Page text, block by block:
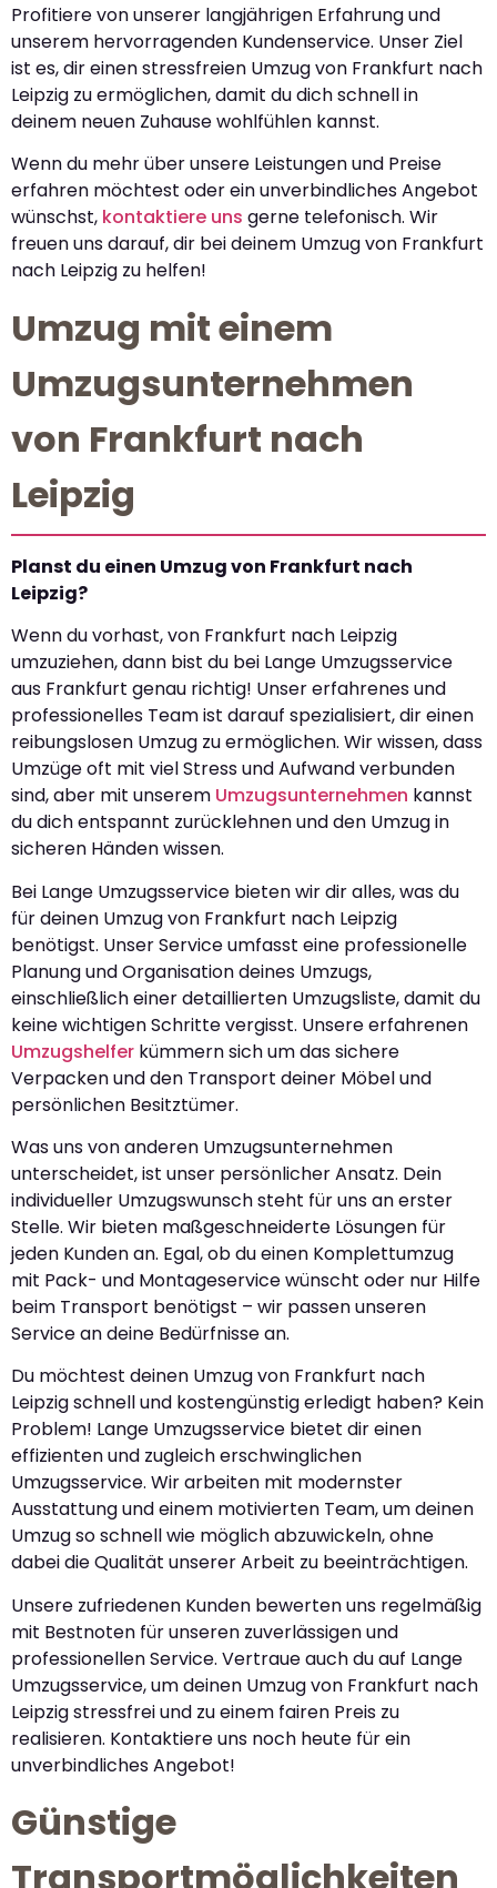
Profitiere von unserer langjährigen Erfahrung und
unserem hervorragenden Kundenservice. Unser Ziel
ist es, dir einen stressfreien Umzug von Frankfurt nach
Leipzig zu ermöglichen, damit du dich schnell in
deinem neuen Zuhause wohlfühlen kannst.
Wenn du mehr über unsere Leistungen und Preise
erfahren möchtest oder ein unverbindliches Angebot
wünschst, kontaktiere uns gerne telefonisch. Wir
freuen uns darauf, dir bei deinem Umzug von Frankfurt
nach Leipzig zu helfen!
Umzug mit einem
Umzugsunternehmen
von Frankfurt nach
Leipzig
Planst du einen Umzug von Frankfurt nach
Leipzig?
Wenn du vorhast, von Frankfurt nach Leipzig
umzuziehen, dann bist du bei Lange Umzugsservice
aus Frankfurt genau richtig! Unser erfahrenes und
professionelles Team ist darauf spezialisiert, dir einen
reibungslosen Umzug zu ermöglichen. Wir wissen, dass
Umzüge oft mit viel Stress und Aufwand verbunden
sind, aber mit unserem Umzugsunternehmen kannst
du dich entspannt zurücklehnen und den Umzug in
sicheren Händen wissen.
Bei Lange Umzugsservice bieten wir dir alles, was du
für deinen Umzug von Frankfurt nach Leipzig
benötigst. Unser Service umfasst eine professionelle
Planung und Organisation deines Umzugs,
einschließlich einer detaillierten Umzugsliste, damit du
keine wichtigen Schritte vergisst. Unsere erfahrenen
Umzugshelfer kümmern sich um das sichere
Verpacken und den Transport deiner Möbel und
persönlichen Besitztümer.
Was uns von anderen Umzugsunternehmen
unterscheidet, ist unser persönlicher Ansatz. Dein
individueller Umzugswunsch steht für uns an erster
Stelle. Wir bieten maßgeschneiderte Lösungen für
jeden Kunden an. Egal, ob du einen Komplettumzug
mit Pack- und Montageservice wünscht oder nur Hilfe
beim Transport benötigst – wir passen unseren
Service an deine Bedürfnisse an.
Du möchtest deinen Umzug von Frankfurt nach
Leipzig schnell und kostengünstig erledigt haben? Kein
Problem! Lange Umzugsservice bietet dir einen
effizienten und zugleich erschwinglichen
Umzugsservice. Wir arbeiten mit modernster
Ausstattung und einem motivierten Team, um deinen
Umzug so schnell wie möglich abzuwickeln, ohne
dabei die Qualität unserer Arbeit zu beeinträchtigen.
Unsere zufriedenen Kunden bewerten uns regelmäßig
mit Bestnoten für unseren zuverlässigen und
professionellen Service. Vertraue auch du auf Lange
Umzugsservice, um deinen Umzug von Frankfurt nach
Leipzig stressfrei und zu einem fairen Preis zu
realisieren. Kontaktiere uns noch heute für ein
unverbindliches Angebot!
Günstige
Transportmöglichkeiten